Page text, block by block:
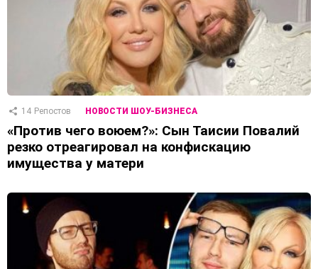
14 Репостов НОВОСТИ ШОУ-БИЗНЕСА
«Против чего воюем?»: Сын Таисии Повалий
резко отреагировал на конфискацию
имущества у матери